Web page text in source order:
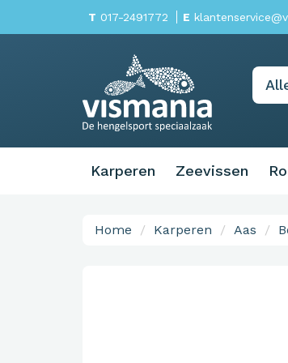
T 017-2491772 E
Karperen Zeevissen
Home Karperen Aas